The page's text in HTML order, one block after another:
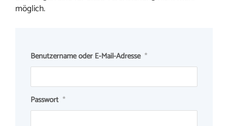
möglich.
Benutzername oder E-Mail-Adresse *
Passwort *